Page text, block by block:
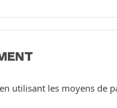
utilisant les moyens de